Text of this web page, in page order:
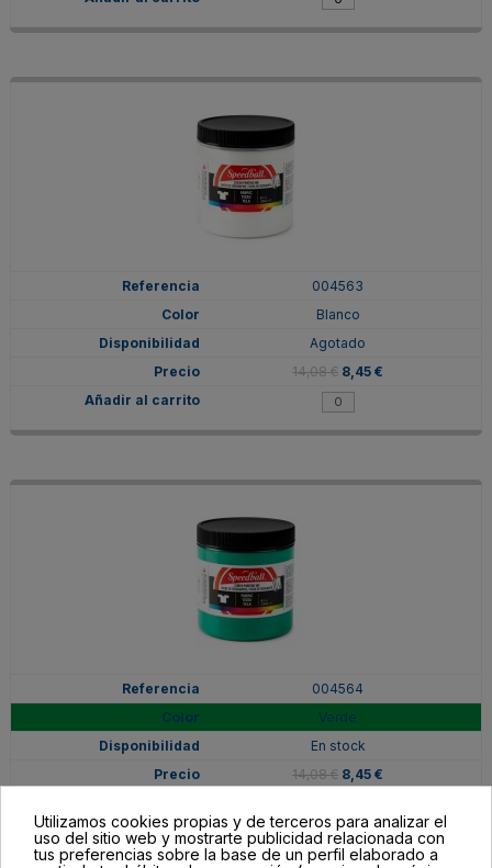
004563
Blanco
Agotado
14,08 € 8,45 €
004564
Verde
En stock
14,08 € 8,45 €
Utilizamos cookies propias y de terceros para analizar el
uso del sitio web y mostrarte publicidad relacionada con
tus preferencias sobre la base de un perfil elaborado a